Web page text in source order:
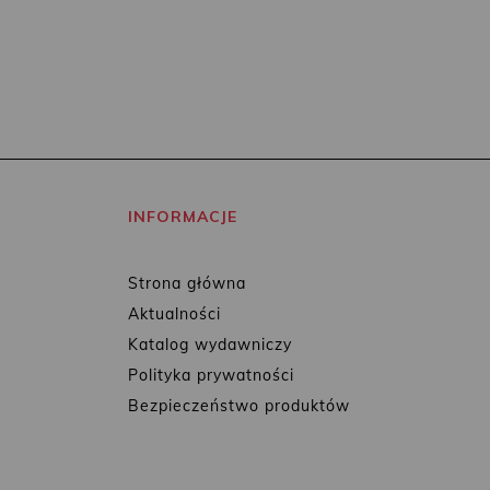
INFORMACJE
Strona główna
Aktualności
Katalog wydawniczy
Polityka prywatności
Bezpieczeństwo produktów